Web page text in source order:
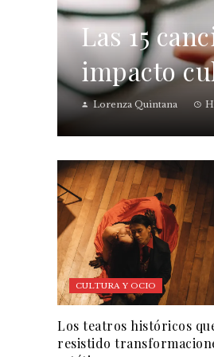
Las 15
impacto
Lorenza Quintana
CULTURA Y OCIO
Los teatros históricos
resistido